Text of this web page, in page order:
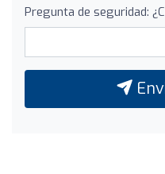
Pregunta de seguridad: